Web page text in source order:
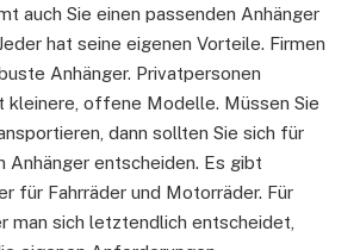
auch Sie einen passenden Anhänger
hat seine eigenen Vorteile. Firmen
Anhänger. Privatpersonen
kleinere, offene Modelle. Müssen Sie
dann sollten Sie sich für
Anhänger entscheiden. Es gibt
für Fahrräder und Motorräder. Für
man sich letztendlich entscheidet,